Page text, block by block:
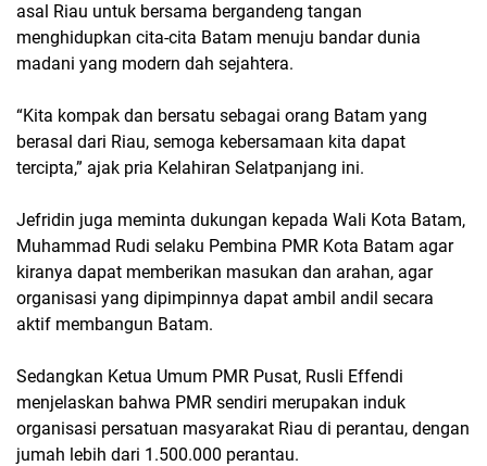
asal Riau untuk bersama bergandeng tangan
menghidupkan cita-cita Batam menuju bandar dunia
madani yang modern dah sejahtera.
“Kita kompak dan bersatu sebagai orang Batam yang
berasal dari Riau, semoga kebersamaan kita dapat
tercipta,” ajak pria Kelahiran Selatpanjang ini.
Jefridin juga meminta dukungan kepada Wali Kota Batam,
Muhammad Rudi selaku Pembina PMR Kota Batam agar
kiranya dapat memberikan masukan dan arahan, agar
organisasi yang dipimpinnya dapat ambil andil secara
aktif membangun Batam.
Sedangkan Ketua Umum PMR Pusat, Rusli Effendi
menjelaskan bahwa PMR sendiri merupakan induk
organisasi persatuan masyarakat Riau di perantau, dengan
jumah lebih dari 1.500.000 perantau.